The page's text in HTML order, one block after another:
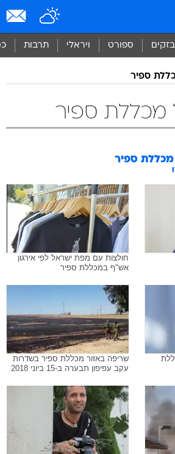
ספורט ויראלי תרבות
ספיר
מכללת ספיר
מכללת ספיר
חולצות עם מפת ישראל לפי אירגון
אש"ף במכללת ספיר
שריפה באזור מכללת ספיר בשדרות
עקב עפיפון תבערה ב-15 ביוני 2018